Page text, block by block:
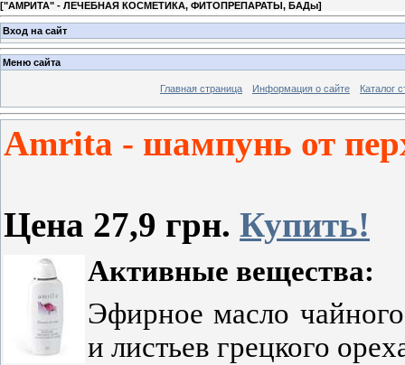
["АМРИТА" - ЛЕЧЕБНАЯ КОСМЕТИКА, ФИТОПРЕПАРАТЫ, БАДы]
Вход на сайт
Меню сайта
Главная страница Информация о сайте Каталог
Amrita - шампунь от
Цена 27,9 грн. Купить!
Активные вещества:
Эфирное масло
и листьев грецкого